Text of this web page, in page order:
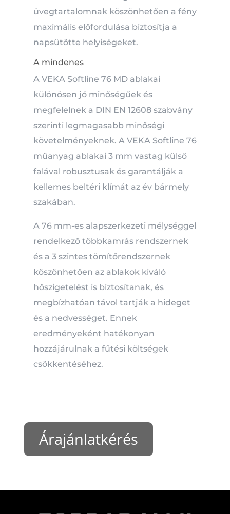
üvegtartalomnak köszönhetően a fény
maximális előfordulása biztosítja a
napsütötte helyiségeket.
A mindenes
A VEKA Softline 76 MD ablakai
különösen jó minőségűek és
megfelelnek a DIN EN 12608 szabvány
szerinti legmagasabb minőségi
követelményeknek. A VEKA Softline 76
műanyag ablakai 3 mm vastag külső
falával robusztusak és garantálják a
kellemes beltéri klímát az év bármely
szakában.
A 76 mm-es alapszerkezeti mélységgel
rendelkező többkamrás rendszernek
és a 3 szintes tömítőrendszernek
köszönhetően az ablakok kiváló
hőszigetelést is biztosítanak, és
megbízhatóan távol tartják a hideget
és a nedvességet. Ennek
eredményeként hatékonyan
hozzájárulnak a fűtési költségek
csökkentéséhez.
Árajánlatkérés